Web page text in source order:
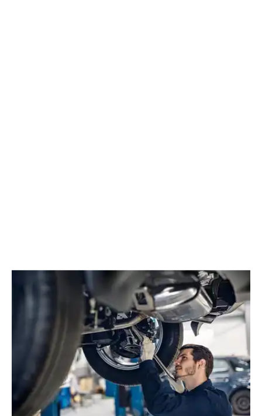
Réparateur Mécanicien automobile
Changement courroie de
distribution
Mecanique auto